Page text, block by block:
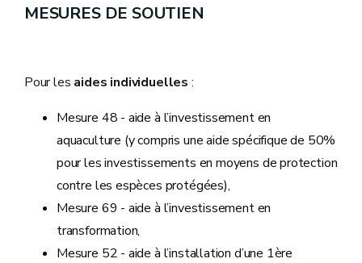
MESURES DE SOUTIEN
Pour les aides individuelles :
Mesure 48 - aide à l’investissement en
aquaculture (y compris une aide spécifique de 50%
pour les investissements en moyens de protection
contre les espèces protégées),
Mesure 69 - aide à l’investissement en
transformation,
Mesure 52 - aide à l’installation d’une 1ère